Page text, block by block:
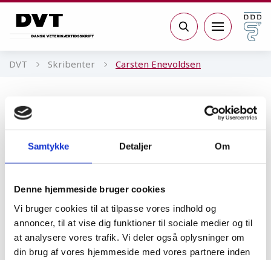
Samtykke Detaljer Om
Denne hjemmeside bruger cookies
Vi bruger cookies til at tilpasse vores indhold og
annoncer, til at vise dig funktioner til sociale medier og til
at analysere vores trafik. Vi deler også oplysninger om
din brug af vores hjemmeside med vores partnere inden
Søg
DVT Skribenter Carsten Enevoldsen
Carsten Enevoldsen
Specialdyrlæge i kvægsundhed, ph.d. og
sektionsredaktør for animal health
management ved Animal
Sygdom
Syg eller rask... eller måske?